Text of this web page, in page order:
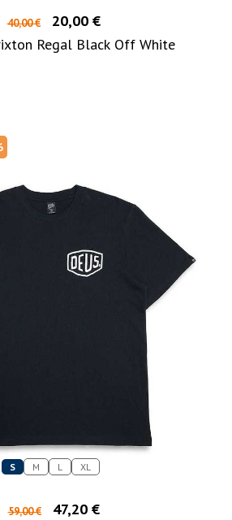
40,00 €
20,00 €
Regal Black Off White
S M L XL
59,00 €
47,20 €